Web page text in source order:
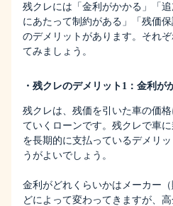
残クレには「金利がかかる」「
にあたって制約がある」「残価
のデメリットがあります。それ
てみましょう。
・残クレのデメリット1：金利が
残クレは、残価を引いた車の価
ていくローンです。残クレで車
を長期的に支払っているデメリ
うがよいでしょう。
金利がどれくらいかはメーカー
どによって変わってきますが、